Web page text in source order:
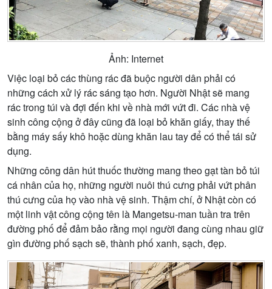
Ảnh: Internet
Việc loại bỏ các thùng rác đã buộc người dân phải có
những cách xử lý rác sáng tạo hơn. Người Nhật sẽ mang
rác trong túi và đợi đến khi về nhà mới vứt đi. Các nhà vệ
sinh công cộng ở đây cũng đã loại bỏ khăn giấy, thay thế
bằng máy sấy khô hoặc dùng khăn lau tay để có thể tái sử
dụng.
Những công dân hút thuốc thường mang theo gạt tàn bỏ túi
cá nhân của họ, những người nuôi thú cưng phải vứt phân
thú cưng của họ vào nhà vệ sinh. Thậm chí, ở Nhật còn có
một linh vật công cộng tên là Mangetsu-man tuần tra trên
đường phố để đảm bảo rằng mọi người đang cùng nhau giữ
gìn đường phố sạch sẽ, thành phố xanh, sạch, đẹp.